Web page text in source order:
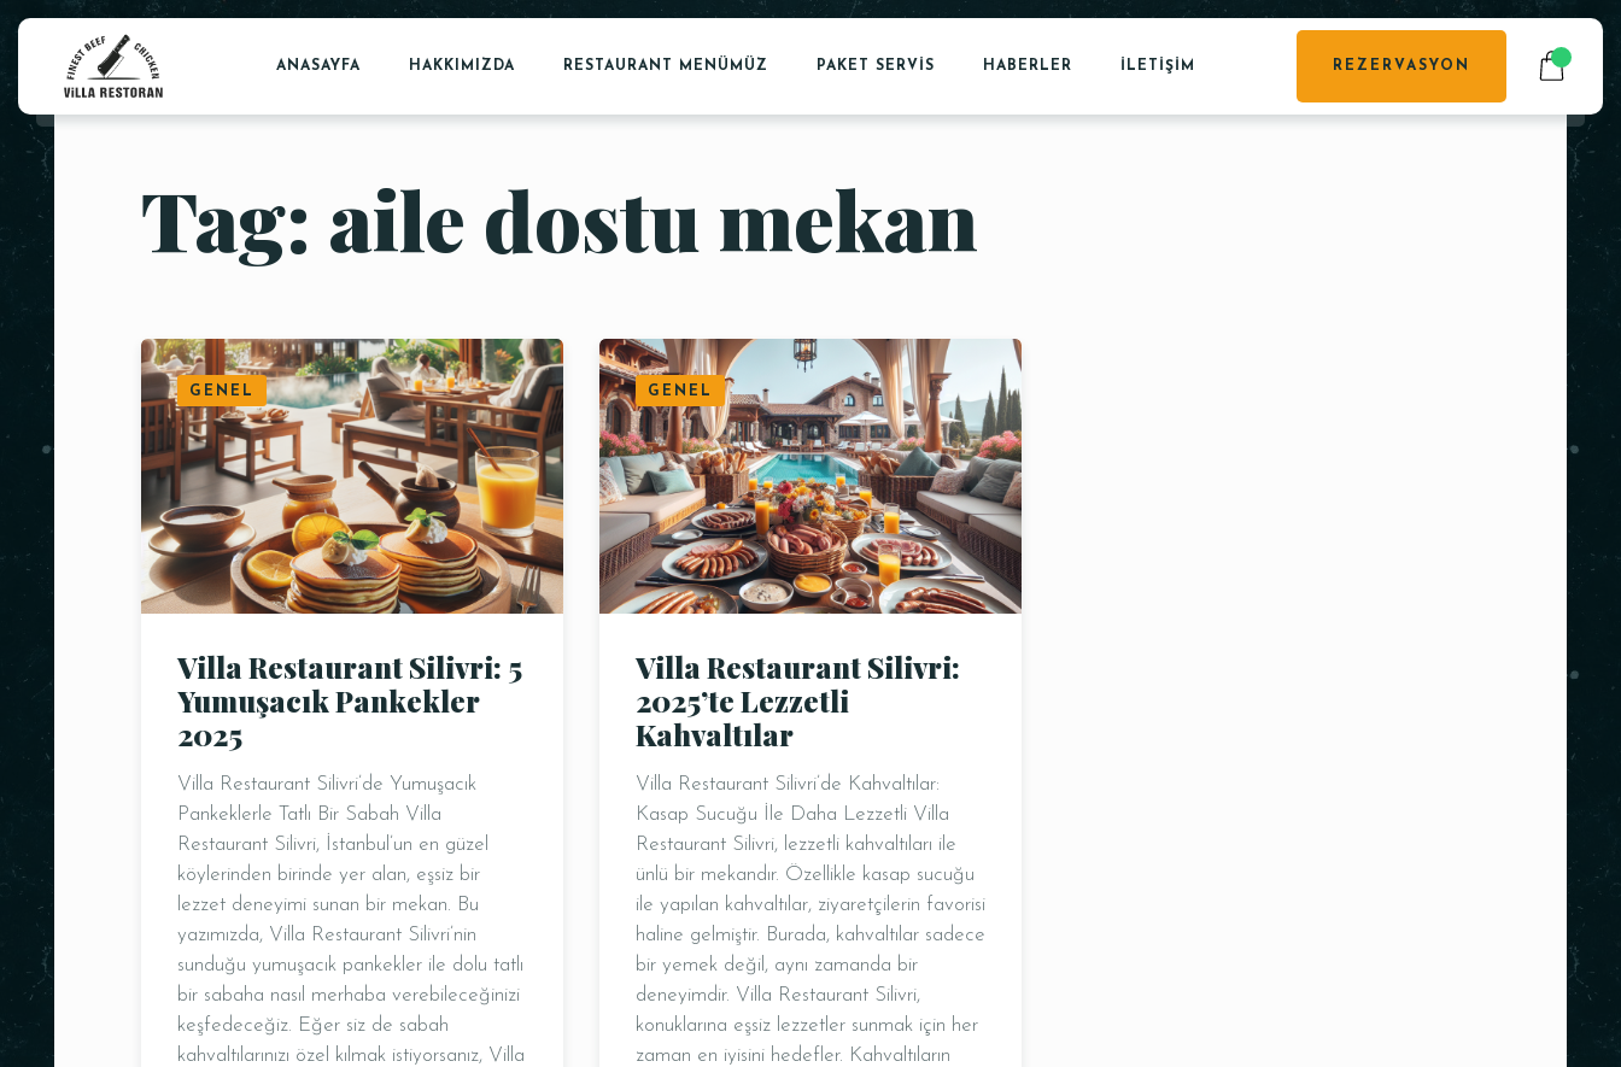
ANASAYFA HAKKIMIZDA RESTAURANT MENÜMÜZ PAKET SERVİS HABERLER İLETIŞIM REZERVASYON
Tag: aile dostu mekan
GENEL
Villa Restaurant Silivri: 5
Yumuşacık Pankekler
2025
Villa Restaurant Silivri’de Yumuşacık
Pankeklerle Tatlı Bir Sabah Villa
Restaurant Silivri, İstanbul’un en güzel
köylerinden birinde yer alan, eşsiz bir
lezzet deneyimi sunan bir mekan. Bu
yazımızda, Villa Restaurant Silivri’nin
sunduğu yumuşacık pankekler ile dolu tatlı
bir sabaha nasıl merhaba verebileceğinizi
keşfedeceğiz. Eğer siz de sabah
kahvaltılarınızı özel kılmak istiyorsanız, Villa
GENEL
Villa Restaurant Silivri:
2025’te Lezzetli
Kahvaltılar
Villa Restaurant Silivri’de Kahvaltılar:
Kasap Sucuğu İle Daha Lezzetli Villa
Restaurant Silivri, lezzetli kahvaltıları ile
ünlü bir mekandır. Özellikle kasap sucuğu
ile yapılan kahvaltılar, ziyaretçilerin favorisi
haline gelmiştir. Burada, kahvaltılar sadece
bir yemek değil, aynı zamanda bir
deneyimdir. Villa Restaurant Silivri,
konuklarına eşsiz lezzetler sunmak için her
zaman en iyisini hedefler. Kahvaltıların